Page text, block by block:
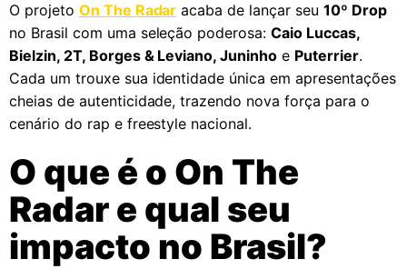
O projeto On The Radar acaba de lançar seu 10º Drop
no Brasil com uma seleção poderosa:Caio Luccas,
Bielzin, 2T, Borges & Leviano, Juninho e Puterrier.
Cada um trouxe sua identidade única em apresentações
cheias de autenticidade, trazendo nova força para o
cenário do rap e freestyle nacional.
O que é o On The
Radar e qual seu
impacto no Brasil?